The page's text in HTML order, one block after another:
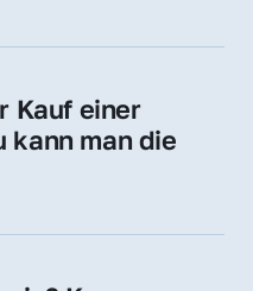
Nutzung,
Kauf einer
kann man die
Nutzen Sie sie